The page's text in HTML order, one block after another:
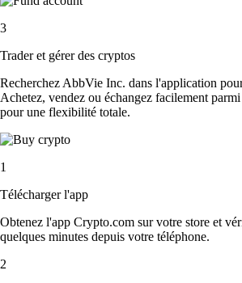
3
Trader et gérer des cryptos
Recherchez AbbVie Inc. dans l'application
Achetez, vendez ou échangez facilement
pour une flexibilité totale.
1
Télécharger l'app
Obtenez l'app Crypto.com sur votre store et
quelques minutes depuis votre téléphone.
2